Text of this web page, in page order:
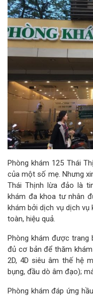
Phòng khám 125 Thái
của một số mẹ. Nhưng
Thái Thịnh lừa đảo là
khám đa khoa tư nhân
khám bởi dịch vụ dịch vụ
toàn, hiệu quả.
Phòng khám được trang
đủ cơ bản để thăm
2D, 4D siêu âm thế hệ
bụng, đầu dò âm đạo);
Phòng khám đáp ứng